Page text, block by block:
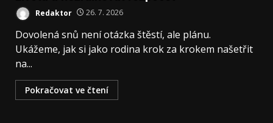
Redaktor 26. 7. 2026
Dovolená snů není otázka štěstí, ale plánu.
Ukážeme, jak si jako rodina krok za krokem našetřit
na...
Pokračovat ve čtení